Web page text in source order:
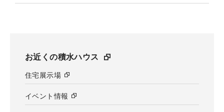
お近くの積水ハウス
住宅展示場
イベント情報